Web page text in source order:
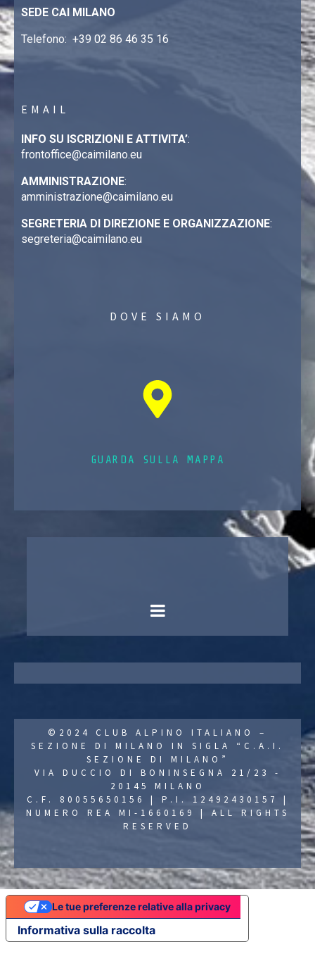
SEDE CAI MILANO
Telefono: +39 02 86 46 35 16
EMAIL
INFO SU ISCRIZIONI E ATTIVITA’:
frontoffice@caimilano.eu
AMMINISTRAZIONE:
amministrazione@caimilano.eu
SEGRETERIA DI DIREZIONE E ORGANIZZAZIONE:
segreteria@caimilano.eu
DOVE SIAMO
GUARDA SULLA MAPPA
©2024 CLUB ALPINO ITALIANO –
SEZIONE DI MILANO IN SIGLA “C.A.I.
SEZIONE DI MILANO”
VIA DUCCIO DI BONINSEGNA 21/23 -
20145 MILANO
C.F. 80055650156 | P.I. 12492430157 |
NUMERO REA MI-1660169 | ALL RIGHTS
RESERVED
Informativa sulla raccolta
Le tue preferenze relative alla privacy